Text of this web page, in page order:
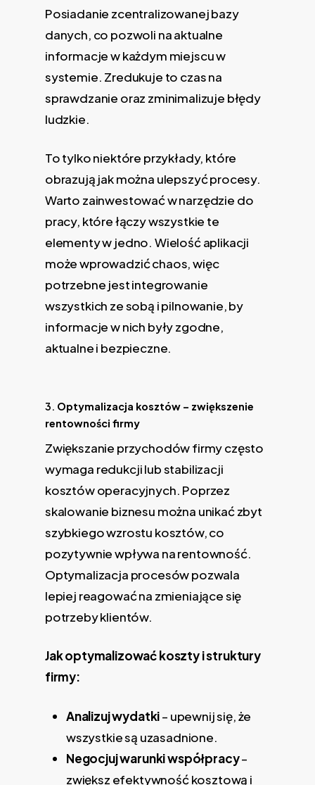
Posiadanie zcentralizowanej bazy
danych, co pozwoli na aktualne
informacje w każdym miejscu w
systemie. Zredukuje to czas na
sprawdzanie oraz zminimalizuje błędy
ludzkie.
To tylko niektóre przykłady, które
obrazują jak można ulepszyć procesy.
Warto zainwestować w narzędzie do
pracy, które łączy wszystkie te
elementy w jedno. Wielość aplikacji
może wprowadzić chaos, więc
potrzebne jest integrowanie
wszystkich ze sobą i pilnowanie, by
informacje w nich były zgodne,
aktualne i bezpieczne.
3. Optymalizacja kosztów – zwiększenie
rentowności firmy
Zwiększanie przychodów firmy często
wymaga redukcji lub stabilizacji
kosztów operacyjnych. Poprzez
skalowanie biznesu można unikać zbyt
szybkiego wzrostu kosztów, co
pozytywnie wpływa na rentowność.
Optymalizacja procesów pozwala
lepiej reagować na zmieniające się
potrzeby klientów.
Jak optymalizować koszty i struktury
firmy:
Analizuj wydatki– upewnij się, że
wszystkie są uzasadnione.
Negocjuj warunki współpracy–
zwiększ efektywność kosztową i